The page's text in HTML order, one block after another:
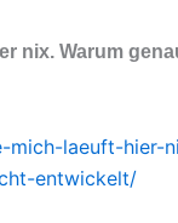
nix. Warum
laeuft-hier-
entwickelt/